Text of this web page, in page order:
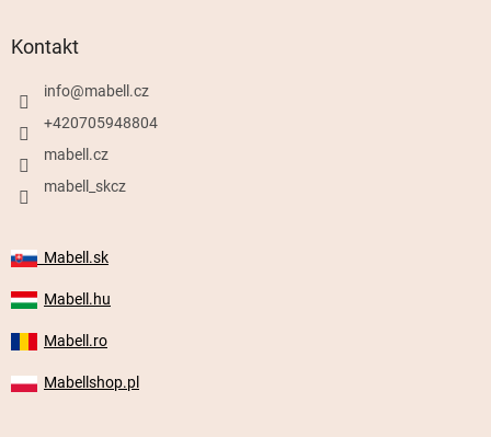
Kontakt
info@mabell.cz
+420705948804
mabell.cz
mabell_skcz
Mabell.sk
Mabell.hu
Mabell.ro
Mabellshop.pl